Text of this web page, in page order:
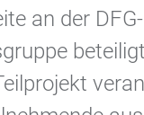
an der DFG-